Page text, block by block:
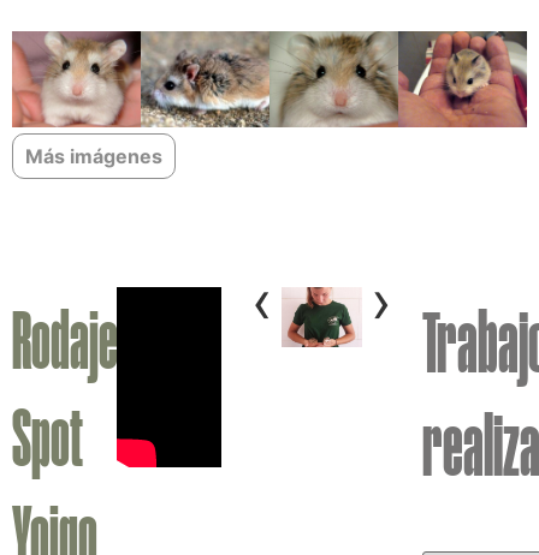
Más imágenes
Rodaje
Spot
Yoigo
‹ ›